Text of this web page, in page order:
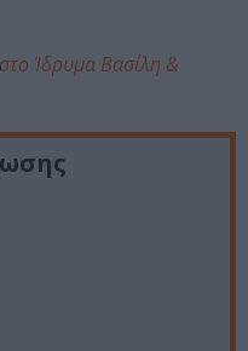
Ίδρυμα Βασίλη &